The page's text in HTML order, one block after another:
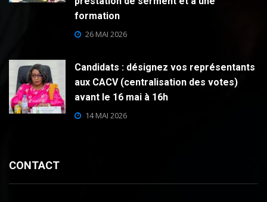
formation
26 MAI 2026
Candidats : désignez vos représentants
aux CACV (centralisation des votes)
avant le 16 mai à 16h
14 MAI 2026
CONTACT